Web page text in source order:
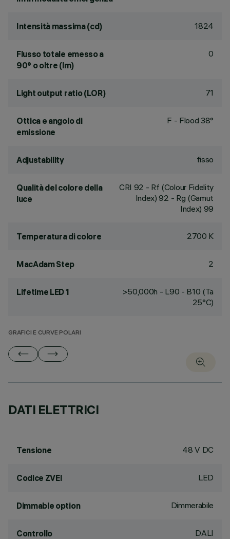
Intensità massima (cd) 1824
Flusso totale emesso a
90° o oltre (lm)
0
Light output ratio (LOR) 71
Ottica e angolo di
emissione
F - Flood 38°
Adjustability fisso
Qualità del colore della
luce
CRI 92 - Rf (Colour Fidelity
Index) 92 - Rg (Gamut
Index) 99
Temperatura di colore 2700 K
MacAdam Step 2
Lifetime LED 1
>50,000h - L90 - B10 (Ta
25°C)
GRAFICI E CURVE POLARI
DATI ELETTRICI
Tensione 48 V DC
Codice ZVEI LED
Dimmable option Dimmerabile
Controllo DALI